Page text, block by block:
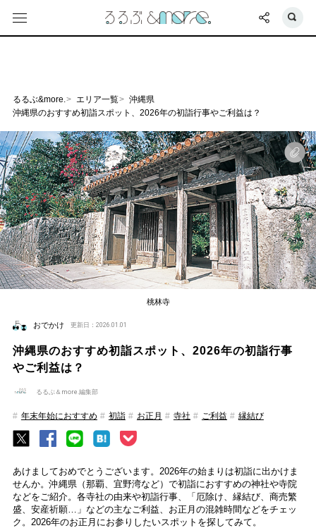
るるぶ&more. エリア一覧
沖縄県
沖縄県のおすすめ初詣スポット、2026年の初詣行事やご利益は？
桃林寺
おでかけ 更新日：2026.01.01
沖縄県のおすすめ初詣スポット、2026年の初詣行事
やご利益は？
るるぶ＆more.編集部
年末年始におすすめ 初詣 お正月 寺社 ご利益 縁結び
あけましておめでとうございます。2026年の始まりは初詣に出かけま
せんか。沖縄県（那覇、宜野湾など）で初詣におすすめの神社や寺院
などをご紹介。各寺社の由来や初詣行事、「厄除け、縁結び、商売繁
盛、安産祈願…」などの主なご利益、お正月の混雑時間などをチェッ
ク。2026年のお正月にお参りしたいスポットを探してみて。